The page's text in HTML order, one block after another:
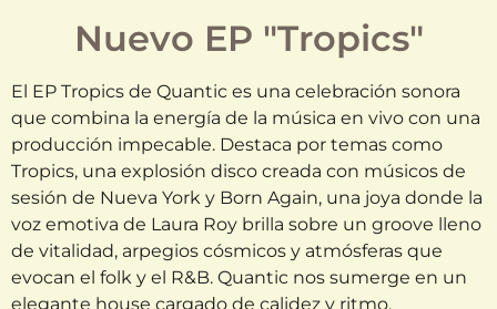
Nuevo EP "Tropics"
El EP Tropics de Quantic es una celebración sonora
que combina la energía de la música en vivo con una
producción impecable. Destaca por temas como
Tropics, una explosión disco creada con músicos de
sesión de Nueva York y Born Again, una joya donde la
voz emotiva de Laura Roy brilla sobre un groove lleno
de vitalidad, arpegios cósmicos y atmósferas que
evocan el folk y el R&B. Quantic nos sumerge en un
elegante house cargado de calidez y ritmo,